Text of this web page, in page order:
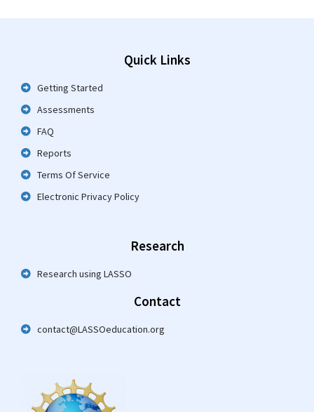
Quick Links
Getting Started
Assessments
FAQ
Reports
Terms Of Service
Electronic Privacy Policy
Research
Research using LASSO
Contact
contact@LASSOeducation.org